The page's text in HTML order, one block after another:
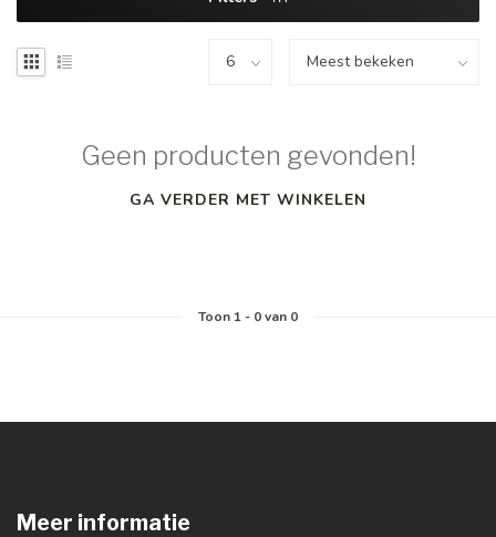
Geen producten gevonden!
GA VERDER MET WINKELEN
Toon 1- 0van 0
Meer informatie